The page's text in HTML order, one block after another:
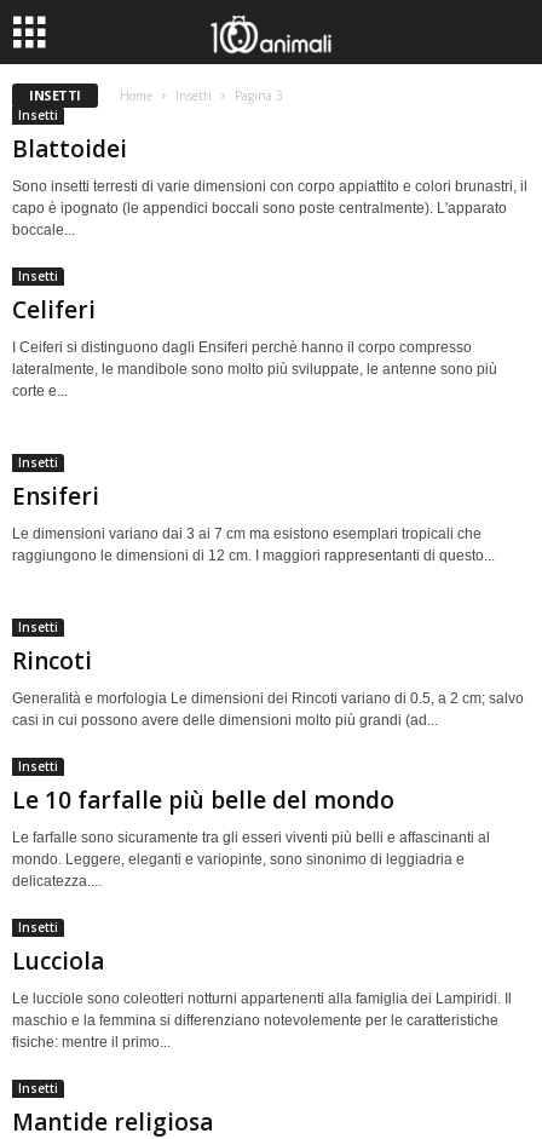
INSETTI Home Insetti
Pagina 3
Insetti
Blattoidei
Sono insetti terresti di varie dimensioni con corpo appiattito e colori brunastri, il
capo è ipognato (le appendici boccali sono poste centralmente). L'apparato
boccale...
Insetti
Celiferi
I Ceiferi si distinguono dagli Ensiferi perchè hanno il corpo compresso
lateralmente, le mandibole sono molto più sviluppate, le antenne sono più
corte e...
Insetti
Ensiferi
Le dimensioni variano dai 3 ai 7 cm ma esistono esemplari tropicali che
raggiungono le dimensioni di 12 cm. I maggiori rappresentanti di questo...
Insetti
Rincoti
Generalità e morfologia Le dimensioni dei Rincoti variano di 0.5, a 2 cm; salvo
casi in cui possono avere delle dimensioni molto più grandi (ad...
Insetti
Le 10 farfalle più belle del mondo
Le farfalle sono sicuramente tra gli esseri viventi più belli e affascinanti al
mondo. Leggere, eleganti e variopinte, sono sinonimo di leggiadria e
delicatezza....
Insetti
Lucciola
Le lucciole sono coleotteri notturni appartenenti alla famiglia dei Lampiridi. Il
maschio e la femmina si differenziano notevolemente per le caratteristiche
fisiche: mentre il primo...
Insetti
Mantide religiosa